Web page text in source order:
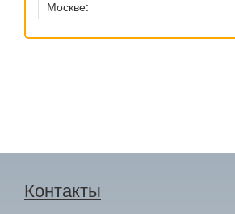
Москве:
Контакты